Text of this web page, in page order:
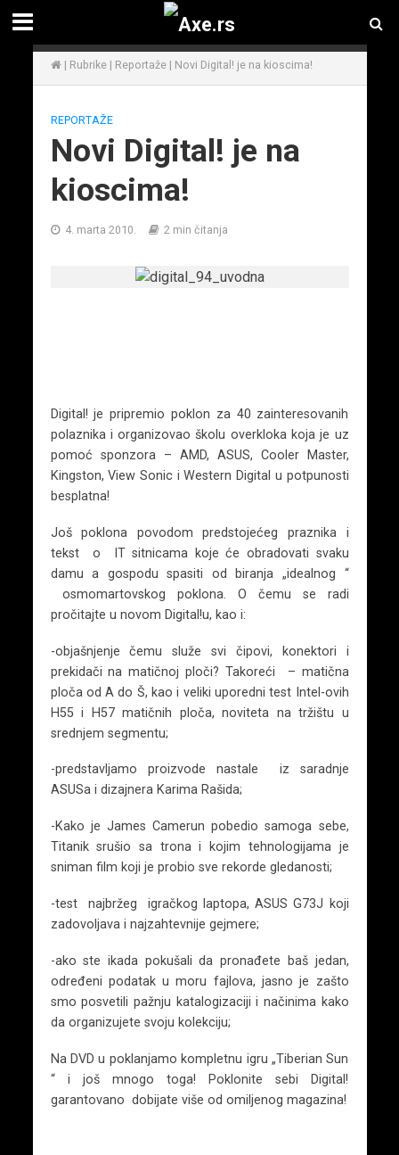
| Rubrike| Reportaže| Novi Digital! je na kioscima!
REPORTAŽE
Novi Digital! je na
kioscima!
4. marta 2010. 2 min čitanja
Digital! je pripremio poklon za 40 zainteresovanih
polaznika i organizovao školu overkloka koja je uz
pomoć sponzora – AMD, ASUS, Cooler Master,
Kingston, View Sonic i Western Digital u potpunosti
besplatna!
Još poklona povodom predstojećeg praznika i
tekst o IT sitnicama koje će obradovati svaku
damu a gospodu spasiti od biranja „idealnog “
osmomartovskog poklona. O čemu se radi
pročitajte u novom Digital!u, kao i:
-objašnjenje čemu služe svi čipovi, konektori i
prekidači na matičnoj ploči? Takoreći – matična
ploča od A do Š, kao i veliki uporedni test Intel-ovih
H55 i H57 matičnih ploča, noviteta na tržištu u
srednjem segmentu;
-predstavljamo proizvode nastale iz saradnje
ASUSa i dizajnera Karima Rašida;
-Kako je James Camerun pobedio samoga sebe,
Titanik srušio sa trona i kojim tehnologijama je
sniman film koji je probio sve rekorde gledanosti;
-test najbržeg igračkog laptopa, ASUS G73J koji
zadovoljava i najzahtevnije gejmere;
-ako ste ikada pokušali da pronađete baš jedan,
određeni podatak u moru fajlova, jasno je zašto
smo posvetili pažnju katalogizaciji i načinima kako
da organizujete svoju kolekciju;
Na DVD u poklanjamo kompletnu igru „Tiberian Sun
“ i još mnogo toga! Poklonite sebi Digital!
garantovano dobijate više od omiljenog magazina!